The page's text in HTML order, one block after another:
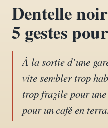
Mode
Looks,
04
Dentelle
5 gestes
À la sortie d’une
vite sembler trop
trop fragile pour
pour un café en